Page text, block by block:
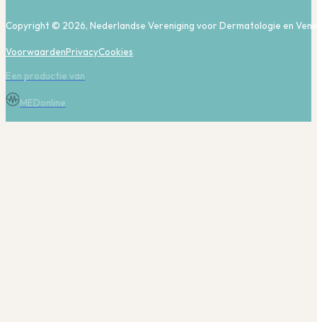
Copyright © 2026, Nederlandse Vereniging voor Dermatologie en
VoorwaardenPrivacyCookies
Een productie van
MEDonline